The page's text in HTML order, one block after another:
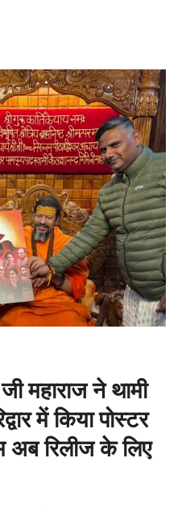
महाराज ने थामी
में किया पोस्टर
अब रिलीज के लिए